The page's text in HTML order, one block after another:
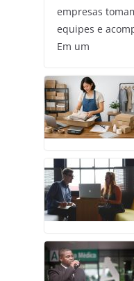
empresas
equipes e
Em um